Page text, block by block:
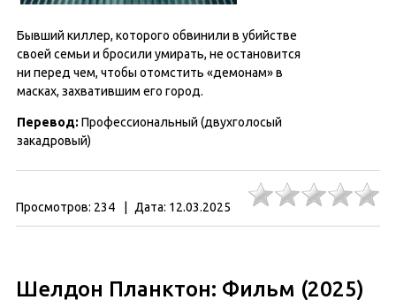
Бывший киллер, которого обвинили в убийстве
своей семьи и бросили умирать, не остановится
ни перед чем, чтобы отомстить «демонам» в
масках, захватившим его город.
Перевод: Профессиональный (двухголосый
закадровый)
Просмотров: 234 Дата: 12.03.2025
Шелдон Планктон: Фильм (2025)